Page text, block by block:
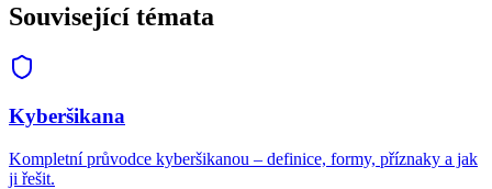
Související témata
Kyberšikana
Kompletní průvodce kyberšikanou – definice, formy, příznaky a jak
ji řešit.